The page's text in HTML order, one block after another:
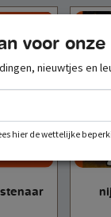
voor
nieuwtjes en
hier de wettelijke